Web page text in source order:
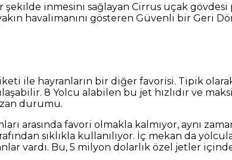
şekilde inmesini sağlayan Cirrus uçak
havalimanını gösteren Güvenli bir
ile hayranların bir diğer favorisi. Tipik
8 Yolcu alabilen bu jet hızlıdır ve
durumu.
arasında favori olmakla kalmıyor, aynı
sıklıkla kullanılıyor. İç mekan da
vardı. Bu, 5 milyon dolarlık özel jetler